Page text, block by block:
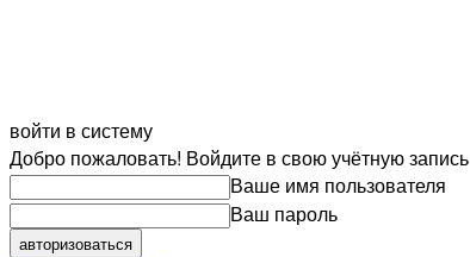
войти в систему
Добро пожаловать! Войдите в свою учётную запись
Ваше имя пользователя
Ваш пароль